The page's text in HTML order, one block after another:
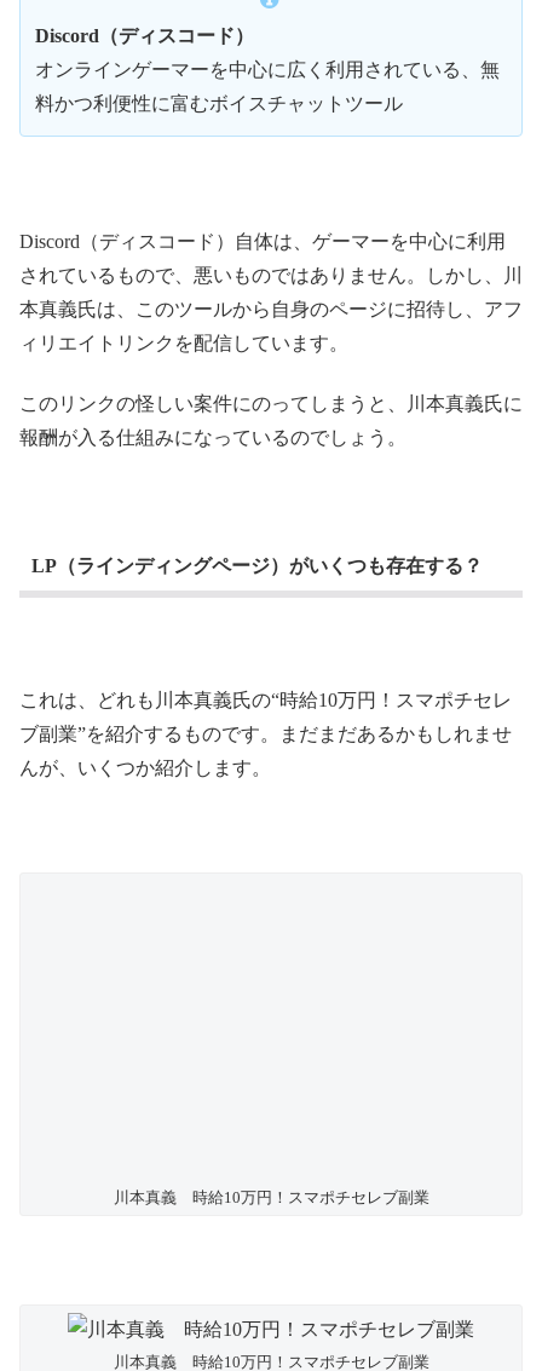
Discord（ディスコード）
オンラインゲーマーを中心に広く利用されている、無
料かつ利便性に富むボイスチャットツール
Discord（ディスコード）自体は、ゲーマーを中心に利用
されているもので、悪いものではありません。しかし、川
本真義氏は、このツールから自身のページに招待し、アフ
ィリエイトリンクを配信しています。
このリンクの怪しい案件にのってしまうと、川本真義氏に
報酬が入る仕組みになっているのでしょう。
LP（ラインディングページ）がいくつも存在する？
これは、どれも川本真義氏の“時給10万円！スマポチセレ
ブ副業”を紹介するものです。まだまだあるかもしれませ
んが、いくつか紹介します。